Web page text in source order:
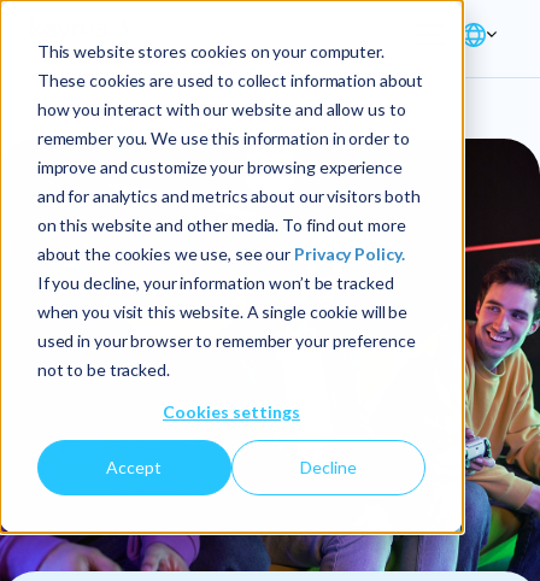
This website stores cookies on your computer.
These cookies are used to collect information about
how you interact with our website and allow us to
remember you. We use this information in order to
improve and customize your browsing experience
and for analytics and metrics about our visitors both
on this website and other media. To find out more
about the cookies we use, see our Privacy Policy.
If you decline, your information won’t be tracked
when you visit this website. A single cookie will be
used in your browser to remember your preference
not to be tracked.
Cookies settings
Accept Decline